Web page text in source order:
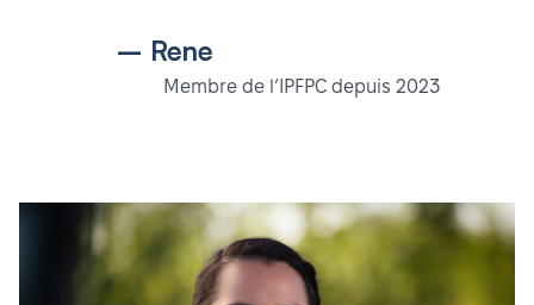
– Rene
Membre de l’IPFPC depuis 2023